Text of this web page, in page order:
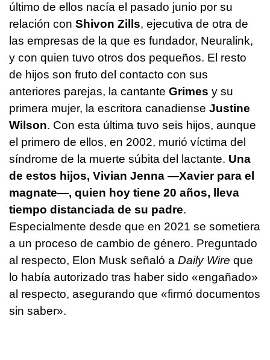
último de ellos nacía el pasado junio por su
relación con Shivon Zills, ejecutiva de otra de
las empresas de la que es fundador, Neuralink,
y con quien tuvo otros dos pequeños. El resto
de hijos son fruto del contacto con sus
anteriores parejas, la cantante Grimes y su
primera mujer, la escritora canadiense Justine
Wilson. Con esta última tuvo seis hijos, aunque
el primero de ellos, en 2002, murió víctima del
síndrome de la muerte súbita del lactante. Una
de estos hijos, Vivian Jenna —Xavier para el
magnate—, quien hoy tiene 20 años, lleva
tiempo distanciada de su padre.
Especialmente desde que en 2021 se sometiera
a un proceso de cambio de género. Preguntado
al respecto, Elon Musk señaló a Daily Wire que
lo había autorizado tras haber sido «engañado»
al respecto, asegurando que «firmó documentos
sin saber».